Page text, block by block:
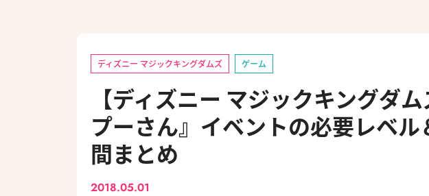
ディズニー マジックキングダムズ ゲーム
【ディズニー マジックキングダ
プーさん』イベントの必要レベ
間まとめ
2018.05.01